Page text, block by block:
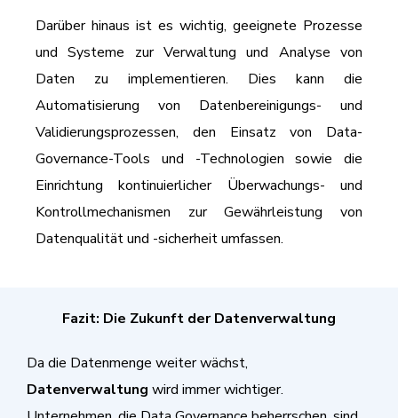
Darüber hinaus ist es wichtig, geeignete Prozesse
und Systeme zur Verwaltung und Analyse von
Daten zu implementieren. Dies kann die
Automatisierung von Datenbereinigungs- und
Validierungsprozessen, den Einsatz von Data-
Governance-Tools und -Technologien sowie die
Einrichtung kontinuierlicher Überwachungs- und
Kontrollmechanismen zur Gewährleistung von
Datenqualität und -sicherheit umfassen.
Fazit: Die Zukunft der Datenverwaltung
Da die Datenmenge weiter wächst,
Datenverwaltung wird immer wichtiger.